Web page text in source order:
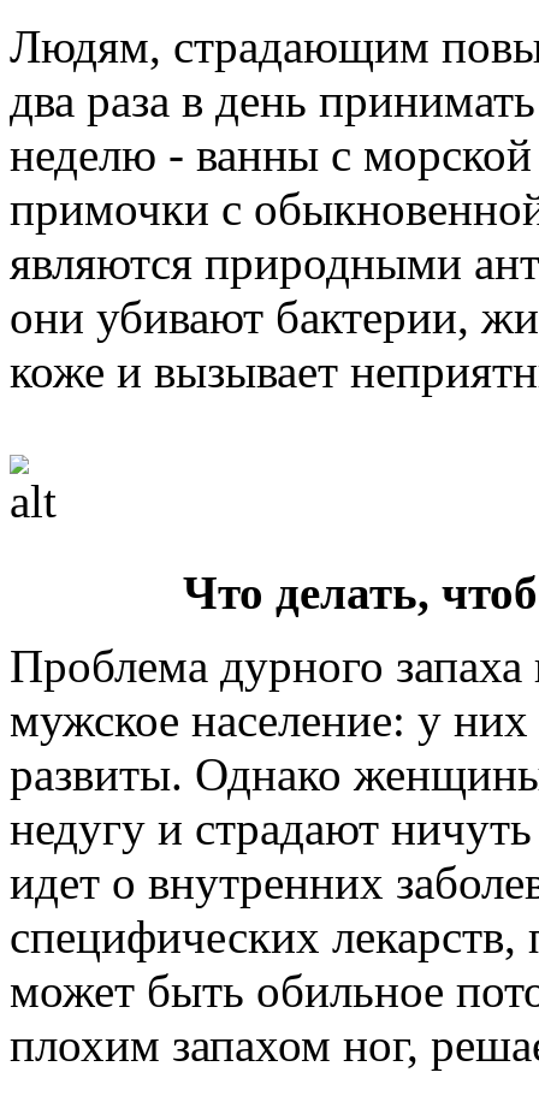
Людям, страдающим
два раза в день
неделю - ванны с
примочки с
являются природными
они убивают бактерии,
коже и вызывает
Что делать,
Проблема дурного запаха
мужское население: у
развиты. Однако
недугу и страдают
идет о внутренних
специфических
может быть обильное
плохим запахом ног,